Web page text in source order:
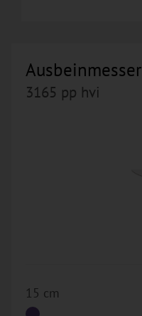
Ausbeinmesser
3165 pp hvi
15 cm